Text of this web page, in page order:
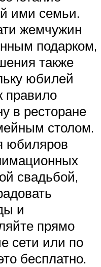
ими семьи.
жемчужин
подарком,
также
юбилей
правило
в ресторане
столом.
юбиляров
свадьбой,
и
прямо
сети или по
бесплатно.